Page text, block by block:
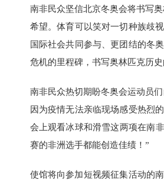
南非民众坚信北京冬奥会将书写
希望。体育可以笑对一切种族歧
国际社会共同参与、更团结的冬
危机的里程碑，书写奥林匹克历史
南非民众热切期盼冬奥会运动员
因为疫情无法亲临现场感受热烈
会上观看冰球和滑雪这两项在南
赛的非洲选手都能创造佳绩！”
使馆将向参加短视频征集活动的